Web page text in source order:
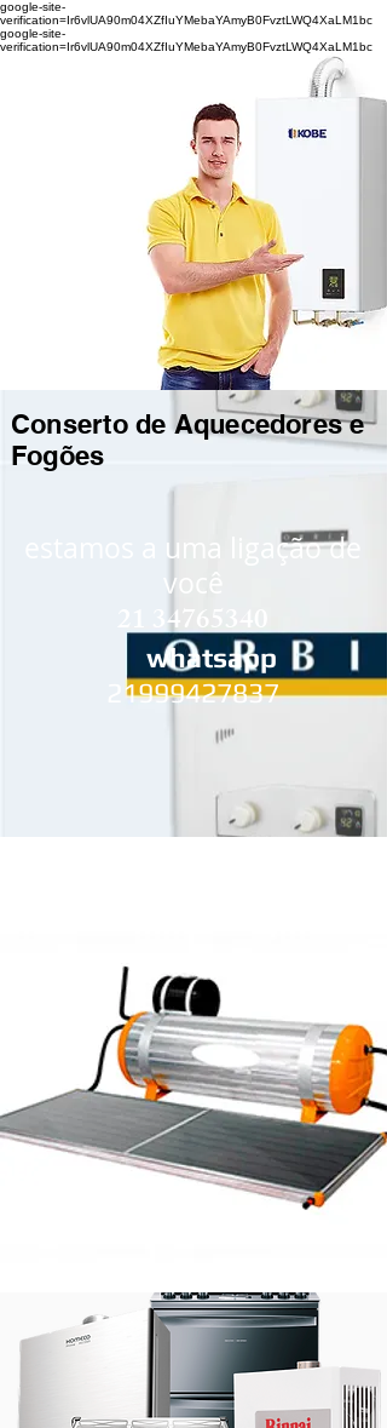
google-site-
verification=Ir6vlUA90m04XZfIuYMebaYAmyB0FvztLWQ4XaLM1bc
google-site-
verification=Ir6vlUA90m04XZfIuYMebaYAmyB0FvztLWQ4XaLM1bc
Conserto de Aquecedores e
Fogões
estamos a uma ligação de
você
21 34765340
whatsapp
21999427837